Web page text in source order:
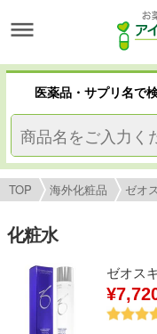
医薬品・サプリ名で
TOP 海外化粧品 ゼオ
化粧水
ゼオス